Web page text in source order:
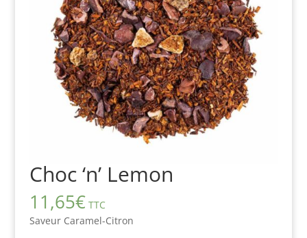
Choc ‘n’ Lemon
11,65€ TTC
Saveur Caramel-Citron